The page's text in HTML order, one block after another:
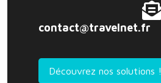
contact@travelnet.fr
Découvrez nos solutions !